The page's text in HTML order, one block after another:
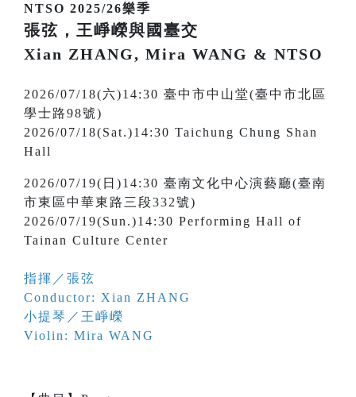
NTSO 2025/26樂季
張弦，王崢嶸與國臺交
Xian ZHANG, Mira WANG & NTSO
2026/07/18(六)14:30 臺中市中山堂(臺中市北區
學士路98號)
2026/07/18(Sat.)14:30 Taichung Chung Shan
Hall
2026/07/19(日)14:30 臺南文化中心演藝廳(臺南
市東區中華東路三段332號)
2026/07/19(Sun.)14:30 Performing Hall of
Tainan Culture Center
指揮／張弦
Conductor: Xian ZHANG
小提琴／王崢嶸
Violin: Mira WANG